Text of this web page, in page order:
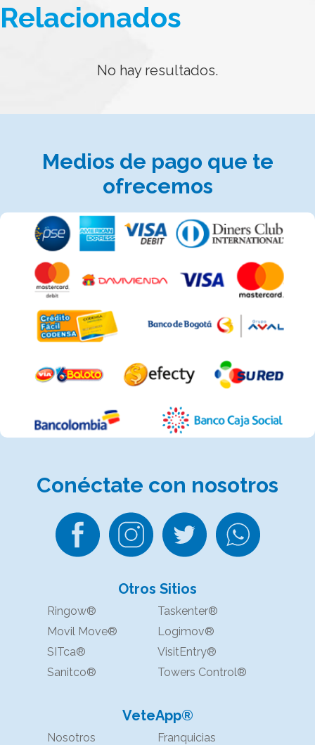
Relacionados
No hay resultados.
Medios de pago que te
ofrecemos
Conéctate con nosotros
Otros Sitios
Ringow®
Taskenter®
Movil Move®
Logimov®
SITca®
VisitEntry®
Sanitco®
Towers Control®
VeteApp®
Nosotros Franquicias